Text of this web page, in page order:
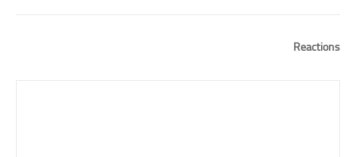
Reactions